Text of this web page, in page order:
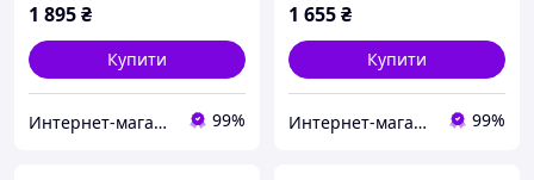
1 895₴
Купити
Интернет-магазин обуви "shoescomfort" 99%
1 655₴
Купити
Интернет-магазин обуви "shoescomfort" 99%